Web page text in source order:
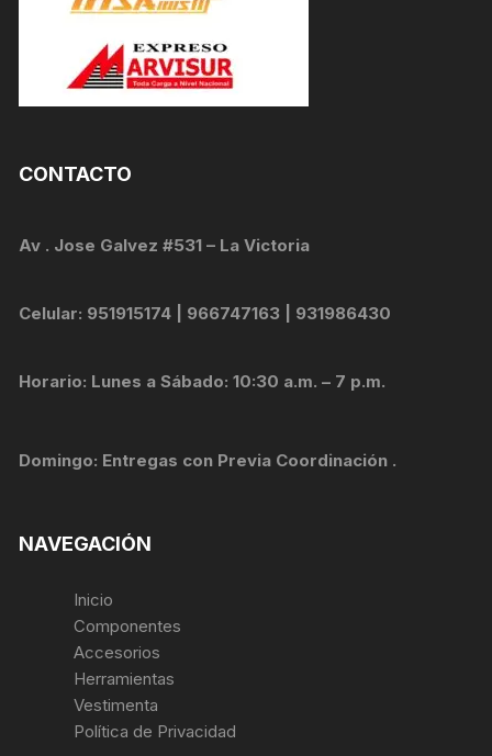
CONTACTO
Av . Jose Galvez #531 – La Victoria
Celular: 951915174 | 966747163 | 931986430
Horario: Lunes a Sábado: 10:30 a.m. – 7 p.m.
Domingo: Entregas con Previa Coordinación .
NAVEGACIÓN
Inicio
Componentes
Accesorios
Herramientas
Vestimenta
Política de Privacidad